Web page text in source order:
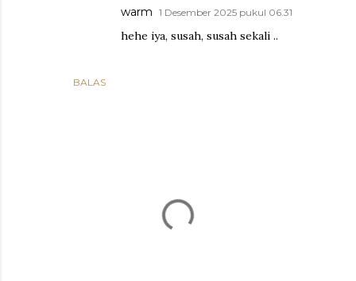
BALAS
warm 1 Desember 2025 pukul 06.31
hehe iya, susah, susah sekali ..